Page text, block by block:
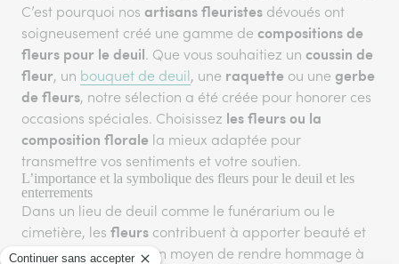
C’est pourquoi nos artisans fleuristes dévoués ont
soigneusement créé une gamme de compositions de
fleurs pour le deuil. Que vous souhaitiez un coussin de
fleur, un bouquet de deuil, une raquette ou une gerbe
de fleurs, notre sélection a été créée pour honorer ces
occasions spéciales. Choisissez les fleurs ou la
composition florale la mieux adaptée pour
transmettre vos sentiments et votre soutien.
L’importance et la symbolique des fleurs pour le deuil et les
enterrements
Dans un lieu de deuil comme le funérarium ou le
cimetière, les fleurs contribuent à apporter beauté et
réconfort. Elles sont un moyen de rendre hommage à